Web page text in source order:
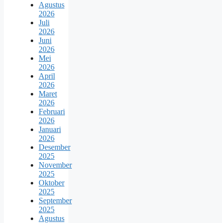
Agustus
2026
Juli
2026
Juni
2026
Mei
2026
April
2026
Maret
2026
Februari
2026
Januari
2026
Desember
2025
November
2025
Oktober
2025
September
2025
Agustus